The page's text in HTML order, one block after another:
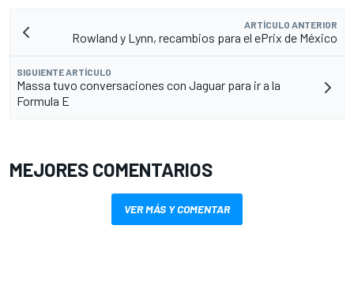
ARTÍCULO ANTERIOR
Rowland y Lynn, recambios para el ePrix de México
SIGUIENTE ARTÍCULO
Massa tuvo conversaciones con Jaguar para ir a la
Formula E
MEJORES COMENTARIOS
VER MÁS Y COMENTAR